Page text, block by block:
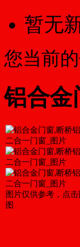
暂无
您当前的
铝合金
图片仅供参考，点
图